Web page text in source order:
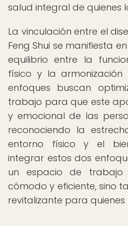
salud integral de quienes
La vinculación entre el
Feng Shui se manifiesta
equilibrio entre la
físico y la armonización
enfoques buscan
trabajo para que este
y emocional de las
reconociendo la
entorno físico y el
integrar estos dos
un espacio de
cómodo y eficiente, sino
revitalizante para quienes